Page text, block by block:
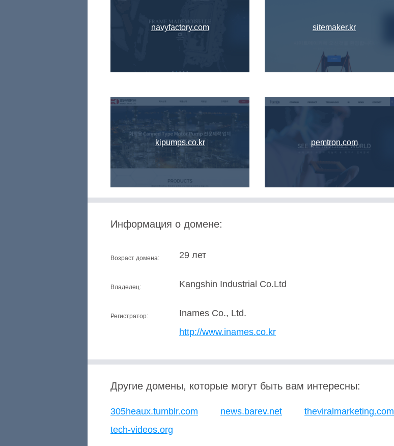
navyfactory.com
kipumps.co.kr
sitemaker.kr
pemtron.com
Информация о домене:
Возраст домена: 29 лет
Владелец: Kangshin Industrial Co.Ltd
Регистратор:
Inames Co., Ltd.
http://www.inames.co.kr
Другие домены, которые могут быть вам интересны:
305heaux.tumblr.com news.barev.net theviralmarketing.com
tech-videos.org